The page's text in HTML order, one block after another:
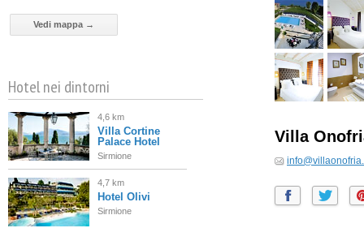
Villa
Vedi mappa →
Hotel nei dintorni
4,6 km
Villa Cortine
Palace Hotel
Sirmione
4,7 km
Hotel Olivi
Sirmione